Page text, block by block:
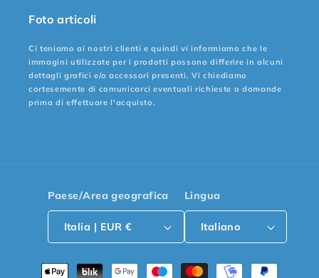
Foto articoli
Ci teniamo ai nostri clienti e quindi vi informiamo che le
immagini utilizzate per i prodotti possono differire in alcuni
dettagli grafici e/o accessori presenti. Vi chiediamo
cortesemente di comunicarci eventuali richieste o domande
prima di effettuare l'acquisto.
Paese/Area geografica
Italia | EUR €
Lingua
Italiano
Metodi